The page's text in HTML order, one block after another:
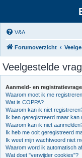
V&A
Forumoverzicht
Veelgestelde
Aanmeld- en
Waarom moet ik me
Wat is COPPA?
Waarom kan ik niet
Ik ben geregistreerd maar kan
Waarom kan ik niet
Ik heb me ooit geregistreerd
Ik weet mijn wachtwoord niet
Waarom word ik automatisch
Wat doet "verwijder cookies"?